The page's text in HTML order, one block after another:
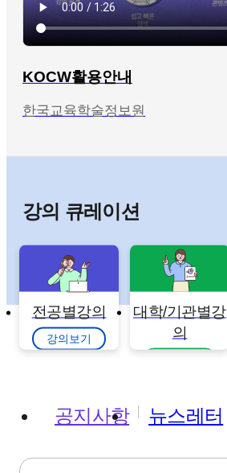
KOCW활용안내
한국교육학술정보원
강의 큐레이션
전공별강의
강의보기
대학/기관별강
의
공지사항 뉴스레터